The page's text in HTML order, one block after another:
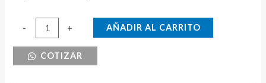
-
BALINERA
KOYO
+ AÑADIR AL CARRITO
COTIZAR